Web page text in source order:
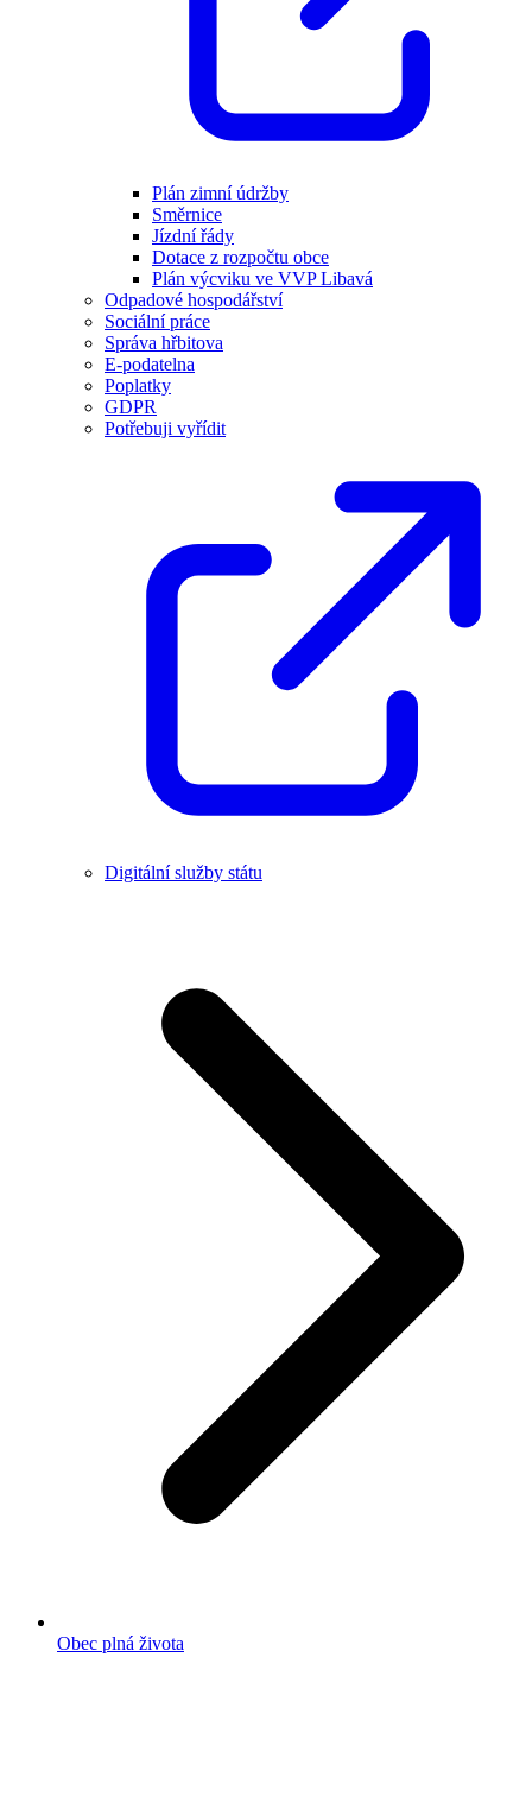
Plán zimní údržby
Směrnice
Jízdní řády
Dotace z rozpočtu obce
Plán výcviku ve VVP Libavá
Odpadové hospodářství
Sociální práce
Správa hřbitova
E-podatelna
Poplatky
GDPR
Potřebuji vyřídit
Digitální služby státu
Obec plná života